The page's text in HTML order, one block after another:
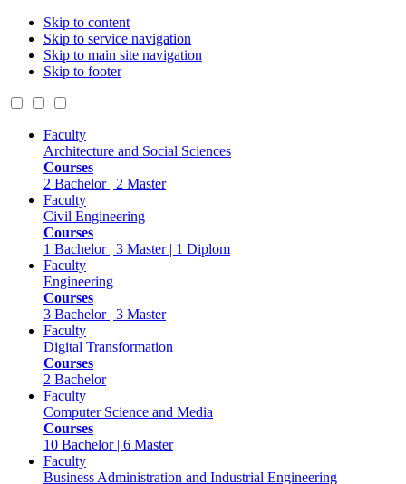
Skip to content
Skip to service navigation
Skip to main site navigation
Skip to footer
Faculty
Architecture and Social Sciences
Courses
2 Bachelor | 2 Master
Faculty
Civil Engineering
Courses
1 Bachelor | 3 Master | 1 Diplom
Faculty
Engineering
Courses
3 Bachelor | 3 Master
Faculty
Digital Transformation
Courses
2 Bachelor
Faculty
Computer Science and Media
Courses
10 Bachelor | 6 Master
Faculty
Business Administration and Industrial Engineering